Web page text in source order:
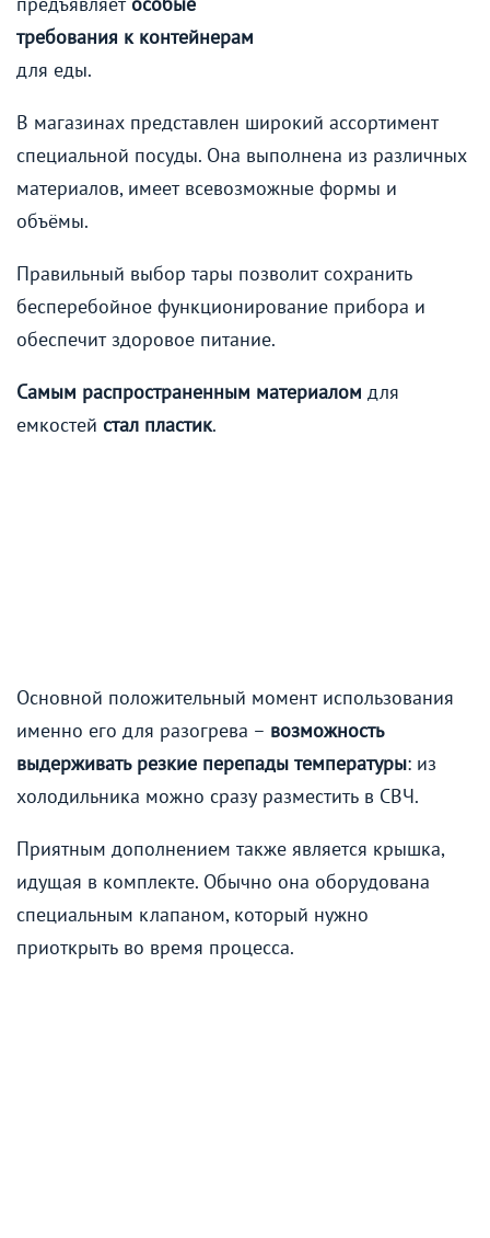
требования к контейнерам
для еды.
В магазинах представлен широкий ассортимент
специальной посуды. Она выполнена из различных
материалов, имеет всевозможные формы и
объёмы.
Правильный выбор тары позволит сохранить
бесперебойное функционирование прибора и
обеспечит здоровое питание.
Самым распространенным материалом для
емкостей стал пластик.
Основной положительный момент использования
именно его для разогрева – возможность
выдерживать резкие перепады температуры: из
холодильника можно сразу разместить в СВЧ.
Приятным дополнением также является крышка,
идущая в комплекте. Обычно она оборудована
специальным клапаном, который нужно
приоткрыть во время процесса.